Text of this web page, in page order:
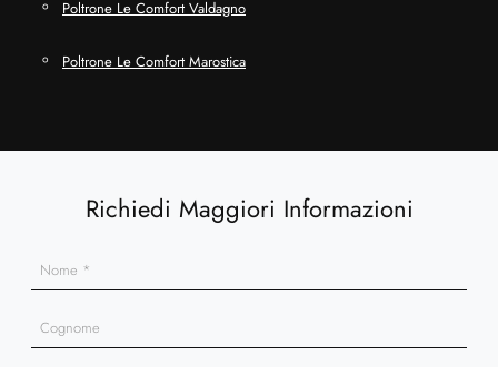
Poltrone Le Comfort Valdagno
Poltrone Le Comfort Marostica
Richiedi Maggiori Informazioni